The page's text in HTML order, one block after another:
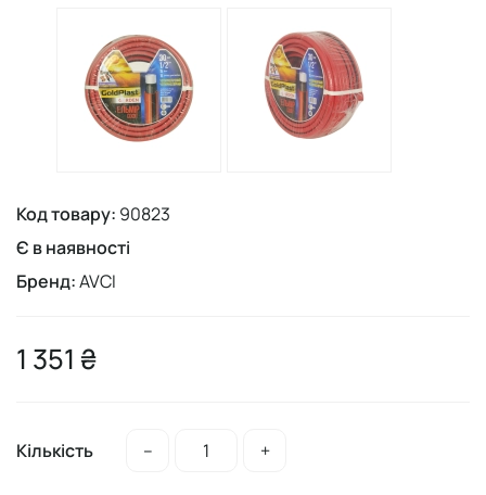
Код товару: 90823
Є в наявності
Бренд:AVCI
1 351 ₴
Кількість – +